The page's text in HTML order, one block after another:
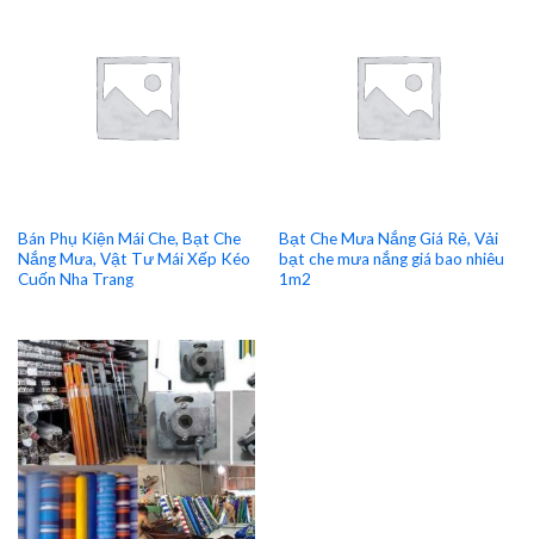
Bán Phụ Kiện Mái Che, Bạt Che
Nắng Mưa, Vật Tư Mái Xếp Kéo
Cuốn Nha Trang
Bạt Che Mưa Nắng Giá Rẻ, Vải
bạt che mưa nắng giá bao nhiêu
1m2